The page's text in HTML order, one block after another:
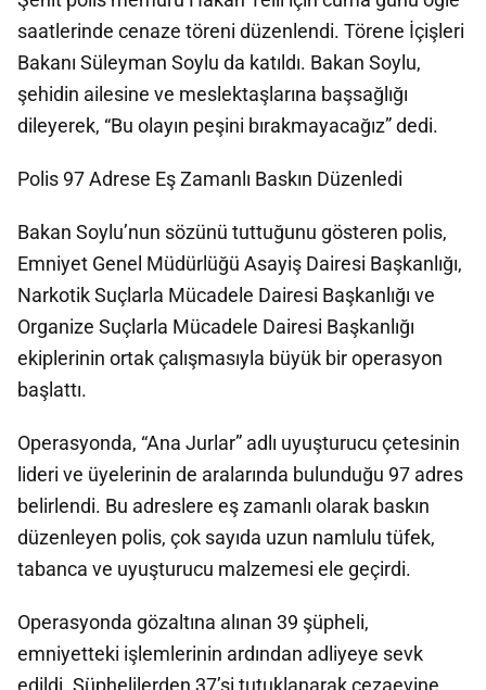
saatlerinde cenaze töreni düzenlendi. Törene İçişleri
Bakanı Süleyman Soylu da katıldı. Bakan Soylu,
şehidin ailesine ve meslektaşlarına başsağlığı
dileyerek, “Bu olayın peşini bırakmayacağız” dedi.
Polis 97 Adrese Eş Zamanlı Baskın Düzenledi
Bakan Soylu’nun sözünü tuttuğunu gösteren polis,
Emniyet Genel Müdürlüğü Asayiş Dairesi Başkanlığı,
Narkotik Suçlarla Mücadele Dairesi Başkanlığı ve
Organize Suçlarla Mücadele Dairesi Başkanlığı
ekiplerinin ortak çalışmasıyla büyük bir operasyon
başlattı.
Operasyonda, “Ana Jurlar” adlı uyuşturucu çetesinin
lideri ve üyelerinin de aralarında bulunduğu 97 adres
belirlendi. Bu adreslere eş zamanlı olarak baskın
düzenleyen polis, çok sayıda uzun namlulu tüfek,
tabanca ve uyuşturucu malzemesi ele geçirdi.
Operasyonda gözaltına alınan 39 şüpheli,
emniyetteki işlemlerinin ardından adliyeye sevk
edildi. Şüphelilerden 37’si tutuklanarak cezaevine